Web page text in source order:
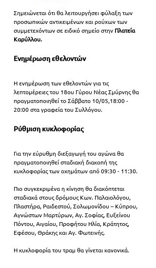
Σημειώνεται ότι θα λειτουργήσει φύλαξη των
προσωπικών αντικειμένων και ρούχων των
συμμετεχόντων σε ειδικό σημείο στην Πλατεία
Καρύλλου.
Ενημέρωση εθελοντών
Η ενημέρωση των εθελοντών για τις
λεπτομέρειες του 18ου Γύρου Νέας Σμύρνης θα
πραγματοποιηθεί το Σάββατο 10/05,18:00 -
20:00 στα γραφεία του Συλλόγου.
Ρύθμιση κυκλοφορίας
Για την εύρυθμη διεξαγωγή του αγώνα θα
πραγματοποιηθεί σταδιακή διακοπή της
κυκλοφορίας των οχημάτων από 09:30 - 11:30.
Πιο συγκεκριμένα η κίνηση θα διακόπτεται
σταδιακά στους δρόμους Κων. Παλαιολόγου,
Πλαστήρα, Ραιδεστού, Σολωμονίδου – Κύπρου,
Αγνώστων Μαρτύρων, Αγ. Σοφίας, Ευξείνου
Πόντου, Αιγαίου, Προφήτου Ηλία, Κράτητος,
Εφέσου, Θράκης και Αγ. Φωτεινής.
Η κυκλοφορία του τραμ θα γίνεται κανονικά.